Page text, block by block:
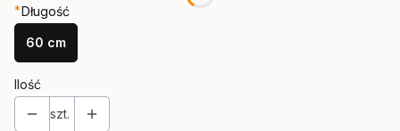
*Długość
60 cm
Ilość
szt.